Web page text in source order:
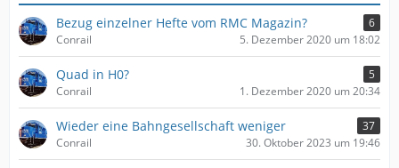
Bezug einzelner Hefte vom RMC Magazin?
6
Conrail
5. Dezember 2020 um 18:02
Quad in H0?
5
Conrail
1. Dezember 2020 um 20:34
Wieder eine Bahngesellschaft weniger
37
Conrail
30. Oktober 2023 um 19:46